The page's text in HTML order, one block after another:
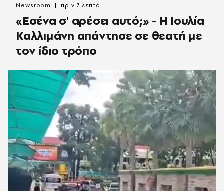
«Εσένα σ' αρέσει αυτό;» - Η Ιουλία
Καλλιμάνη απάντησε σε θεατή με
τον ίδιο τρόπο
Newsroom πριν 7 λεπτά